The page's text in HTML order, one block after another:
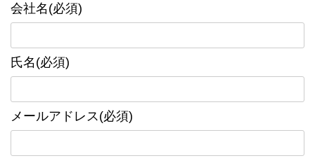
会社名(必須)
氏名(必須)
メールアドレス(必須)